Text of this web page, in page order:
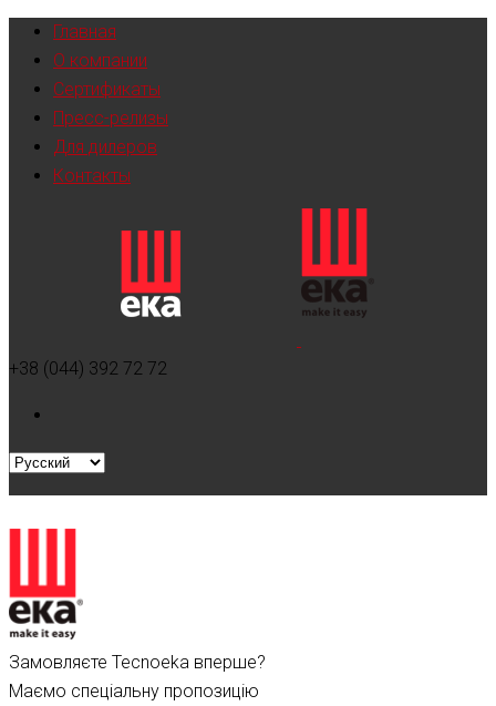
Главная
О компании
Сертификаты
Пресс-релизы
Для дилеров
Контакты
+38 (044) 392 72 72
Замовляєте Tecnoeka вперше?
Маємо спеціальну пропозицію